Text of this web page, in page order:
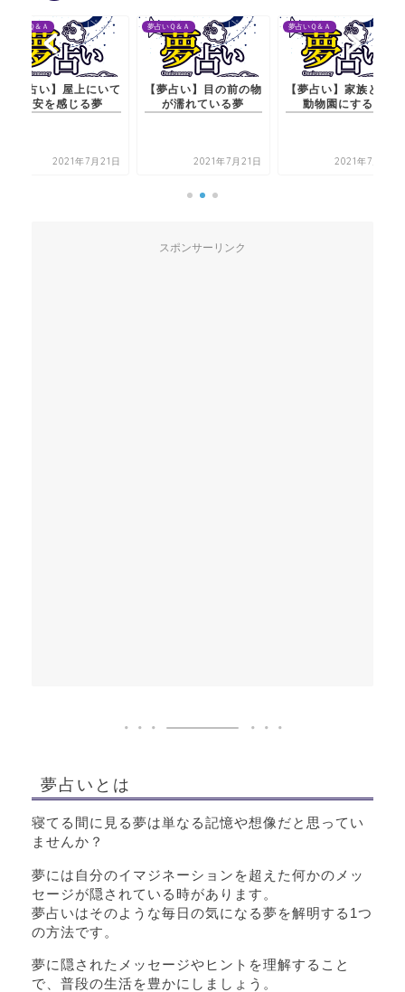
夢占いＱ＆Ａ
【夢占い】目の前の物
が濡れている夢
2021年7月21日
夢占いＱ＆Ａ
【夢占い】家族と家を
動物園にする夢
2021年7月21日
夢占いＱ＆Ａ
【夢占い】屋上に
2021年7月
スポンサーリンク
夢占いとは
寝てる間に見る夢は単なる記憶や想像だと思ってい
ませんか？
夢には自分のイマジネーションを超えた何かのメッ
セージが隠されている時があります。
夢占いはそのような毎日の気になる夢を解明する1つ
の方法です。
夢に隠されたメッセージやヒントを理解すること
で、普段の生活を豊かにしましょう。